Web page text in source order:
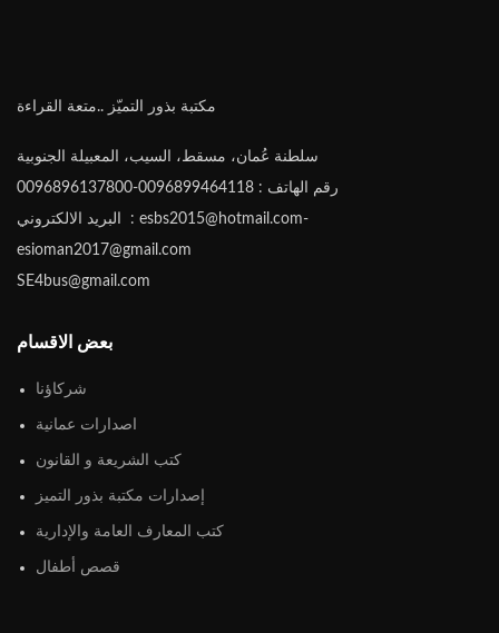
مكتبة بذور التميّز ..متعة القراءة
سلطنة عُمان، مسقط، السيب، المعبيلة الجنوبية
رقم الهاتف : 0096899464118-0096896137800
البريد الالكتروني : esbs2015@hotmail.com-
esioman2017@gmail.com
SE4bus@gmail.com
بعض الاقسام
شركاؤنا
اصدارات عمانية
كتب الشريعة و القانون
إصدارات مكتبة بذور التميز
كتب المعارف العامة والإدارية
قصص أطفال